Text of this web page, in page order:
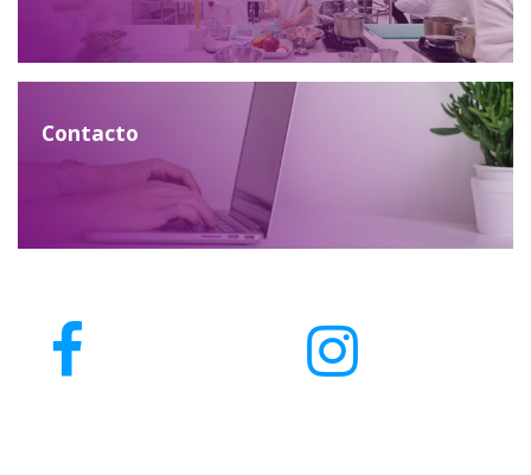
Contacto